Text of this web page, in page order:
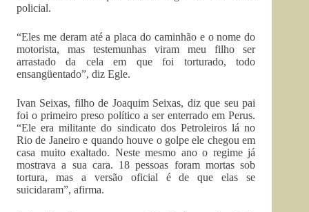
policial.
“Eles me deram até a placa do caminhão e o nome do
motorista, mas testemunhas viram meu filho ser
arrastado da cela em que foi torturado, todo
ensangüentado”, diz Egle.
Ivan Seixas, filho de Joaquim Seixas, diz que seu pai
foi o primeiro preso político a ser enterrado em Perus.
“Ele era militante do sindicato dos Petroleiros lá no
Rio de Janeiro e quando houve o golpe ele chegou em
casa muito exaltado. Neste mesmo ano o regime já
mostrava a sua cara. 18 pessoas foram mortas sob
tortura, mas a versão oficial é de que elas se
suicidaram”, afirma.